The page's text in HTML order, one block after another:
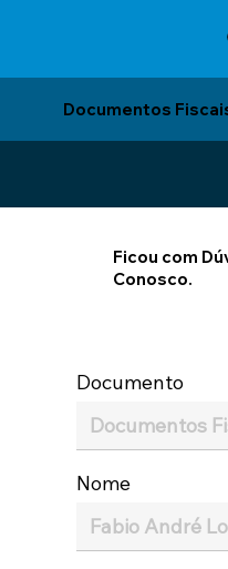
Documentos
Ficou com
Conosco.
Documento
Nome